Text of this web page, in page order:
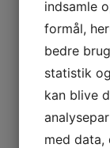
indsamle
formål,
bedre
statistik
kan blive
med data,